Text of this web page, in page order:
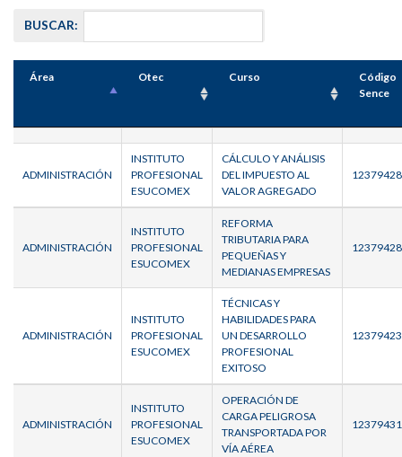
BUSCAR:
Área Otec Curso
Código
Sence
ADMINISTRACIÓN
INSTITUTO
PROFESIONAL
ESUCOMEX
CÁLCULO Y ANÁLISIS
DEL IMPUESTO AL
VALOR AGREGADO
ADMINISTRACIÓN
INSTITUTO
PROFESIONAL
ESUCOMEX
REFORMA
TRIBUTARIA PARA
PEQUEÑAS Y
MEDIANAS EMPRESAS
ADMINISTRACIÓN
INSTITUTO
PROFESIONAL
ESUCOMEX
TÉCNICAS Y
HABILIDADES PARA
UN DESARROLLO
PROFESIONAL
EXITOSO
ADMINISTRACIÓN
INSTITUTO
PROFESIONAL
ESUCOMEX
OPERACIÓN DE
CARGA PELIGROSA
TRANSPORTADA POR
VÍA AÉREA